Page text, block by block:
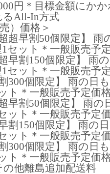
円＊目標金額にか
るAll-In方式
）価格＞
超超早割50個限定】
セット＊一般販売予
超早割150個限定】 雨
セット＊一般販売予
割300個限定】 雨の日
ト＊一般販売予定価
超早割50個限定】 雨
ット＊一般販売予定
早割150個限定】 雨の
ット＊一般販売予定
割300個限定】 雨の日
ト＊一般販売予定価
の他離島追加配送料